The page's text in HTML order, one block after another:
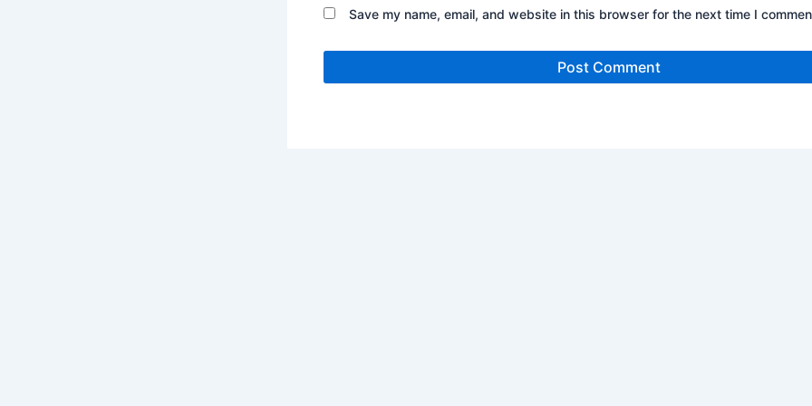
Save my name, email, and website in this browser for the next time I